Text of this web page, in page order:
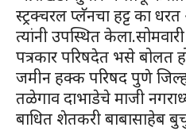
स्ट्रक्चरल प्लॅनचा हट्ट का
त्यांनी उपस्थित
पत्रकार परिषदेत भसे बोलत
जमीन हक्क परिषद पुणे
तळेगाव दाभाडेचे माजी
बाधित शेतकरी बाबासाहेब